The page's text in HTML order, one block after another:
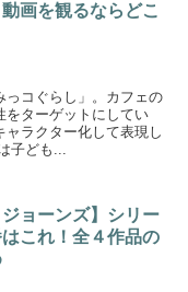
画を観るならどこ
っコぐらし」。カフェの
をターゲットにしてい
ラクター化して表現し
子ども...
ジョーンズ】シリー
これ！全４作品の